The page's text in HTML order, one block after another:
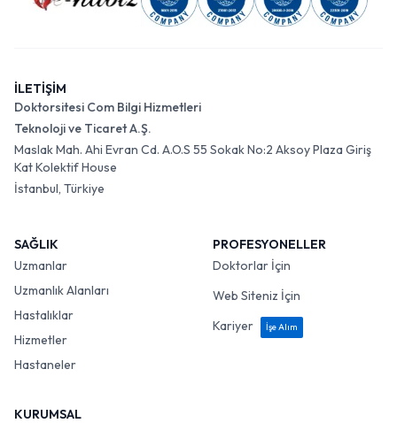
İLETİŞİM
Doktorsitesi Com Bilgi Hizmetleri
Teknoloji ve Ticaret A.Ş.
Maslak Mah. Ahi Evran Cd. A.O.S 55 Sokak No:2 Aksoy Plaza Giriş
Kat Kolektif House
İstanbul, Türkiye
SAĞLIK
Uzmanlar
Uzmanlık Alanları
Hastalıklar
Hizmetler
Hastaneler
PROFESYONELLER
Doktorlar İçin
Web Siteniz İçin
Kariyer
İşe Alım
KURUMSAL